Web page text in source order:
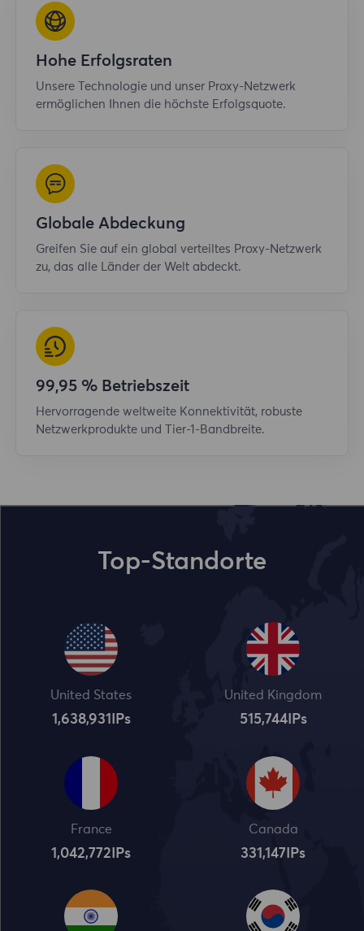
Hohe Erfolgsraten
Unsere Technologie und unser Proxy-Netzwerk
ermöglichen Ihnen die höchste Erfolgsquote.
Globale Abdeckung
Greifen Sie auf ein global verteiltes Proxy-Netzwerk
zu, das alle Länder der Welt abdeckt.
99,95 % Betriebszeit
Hervorragende weltweite Konnektivität, robuste
Netzwerkprodukte und Tier-1-Bandbreite.
Top-Standorte
United States
1,638,932 IPs
United Kingdom
515,745IPs
France
1,042,773 IPs
Canada
331,148 IPs